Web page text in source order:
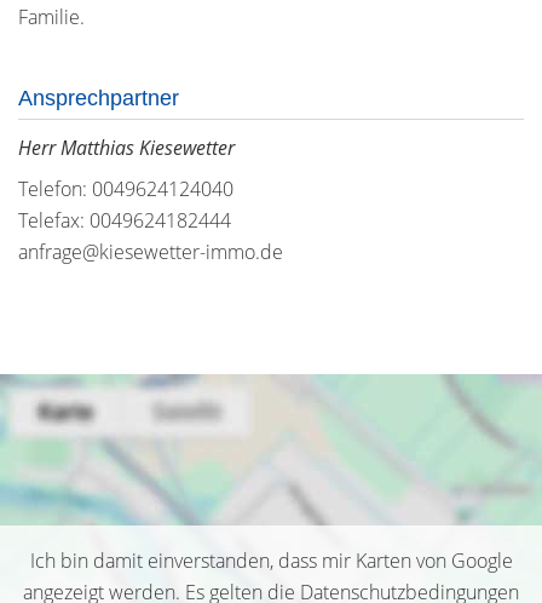
Familie.
Ansprechpartner
Herr Matthias Kiesewetter
Telefon: 0049624124040
Telefax: 0049624182444
anfrage@kiesewetter-immo.de
Ich bin damit einverstanden, dass mir Karten von Google
angezeigt werden. Es gelten die Datenschutzbedingungen